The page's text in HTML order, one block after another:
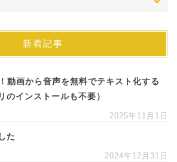
新着記事
動画から音声を無料でテキスト化する
のインストールも不要）
2025年11月1日
た
2024年12月31日